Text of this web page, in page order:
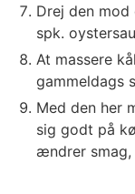
Drej den
spk.
At massere
gammeldags
Med den her
sig godt på
ændrer smag,